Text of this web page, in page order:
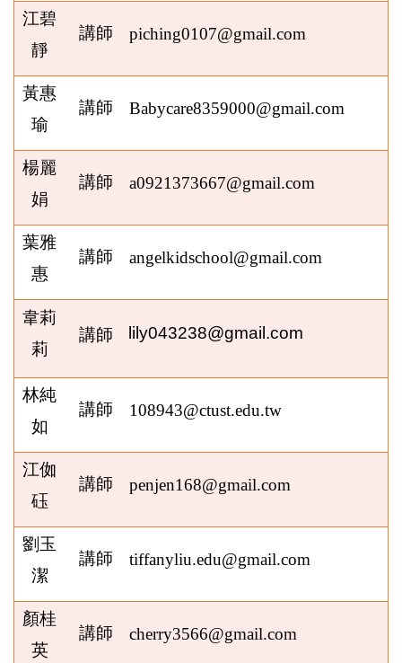
江碧
靜
講師 piching0107@gmail.com
黃惠
瑜
講師 Babycare8359000@gmail.com
楊麗
娟
講師 a0921373667@gmail.com
葉雅
惠
講師 angelkidschool@gmail.com
韋莉
莉
講師 lily043238@gmail.com
林純
如
講師 108943@ctust.edu.tw
江侞
砡
講師 penjen168@gmail.com
劉玉
潔
講師 tiffanyliu.edu@gmail.com
顏桂
英
講師 cherry3566@gmail.com